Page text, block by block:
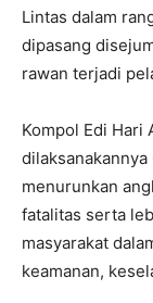
Lintas dalam
dipasang
rawan terjadi
Kompol Edi Hari
menurunkan
fatalitas serta
masyarakat
keamanan,